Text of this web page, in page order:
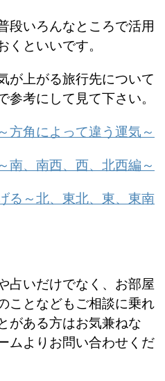
段いろんなところで活用
くといいです。
が上がる旅行先について
参考にして見て下さい。
方角によって違う運気～
南、南西、西、北西編～
る～北、東北、東、東南
占いだけでなく、お部屋
ことなどもご相談に乗れ
がある方はお気兼ねな
ムよりお問い合わせくだ